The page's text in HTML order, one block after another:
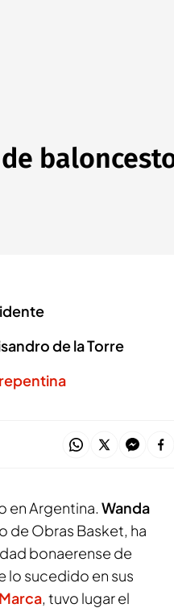
de la Torre
en Argentina. Wanda
de Obras Basket, ha
bonaerense de
lo sucedido en sus
Marca, tuvo lugar el